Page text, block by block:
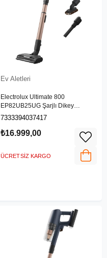
Ev Aletleri
Electrolux Ultimate 800
EP82UB25UG Şarjlı Dikey
Süpürge
7333394037417
₺16.999,00
ÜCRETSIZ KARGO